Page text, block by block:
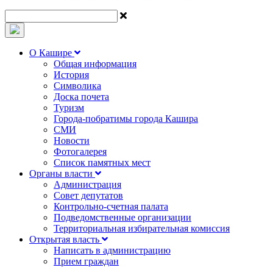
О Кашире
Общая информация
История
Символика
Доска почета
Туризм
Города-побратимы города Кашира
СМИ
Новости
Фотогалерея
Список памятных мест
Органы власти
Администрация
Совет депутатов
Контрольно-счетная палата
Подведомственные организации
Территориальная избирательная комиссия
Открытая власть
Написать в администрацию
Прием граждан